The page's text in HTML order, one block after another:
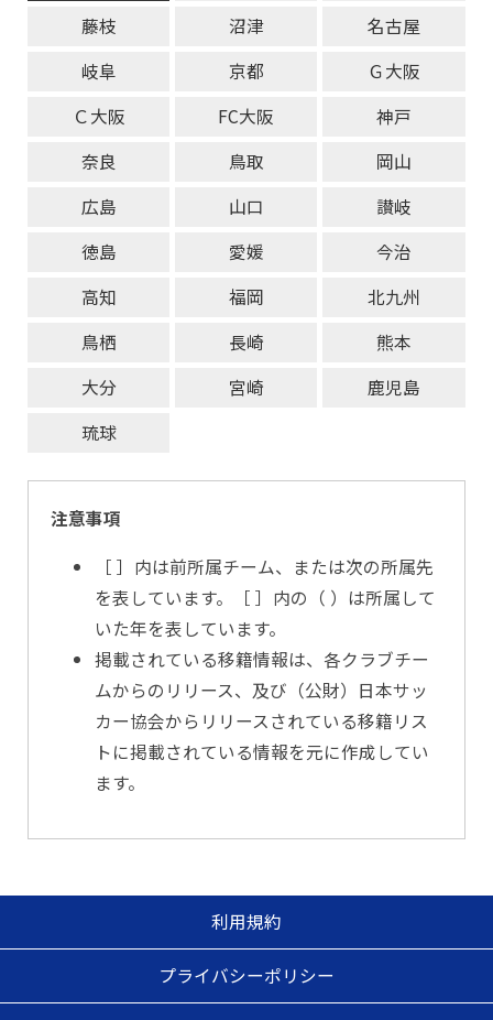
藤枝
沼津
名古屋
岐阜
京都
Ｇ大阪
Ｃ大阪
FC大阪
神戸
奈良
鳥取
岡山
広島
山口
讃岐
徳島
愛媛
今治
高知
福岡
北九州
鳥栖
長崎
熊本
大分
宮崎
鹿児島
琉球
注意事項
［ ］内は前所属チーム、または次の所属先
を表しています。［ ］内の（ ）は所属して
いた年を表しています。
掲載されている移籍情報は、各クラブチー
ムからのリリース、及び（公財）日本サッ
カー協会からリリースされている移籍リス
トに掲載されている情報を元に作成してい
ます。
利用規約
プライバシーポリシー